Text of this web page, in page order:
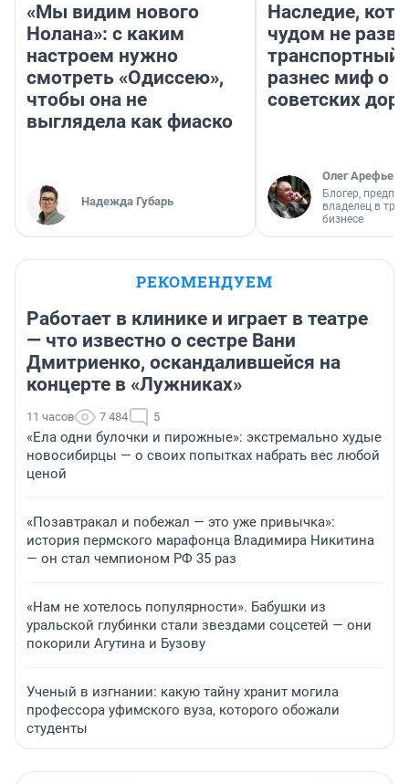
«Мы видим нового
Нолана»: с каким
настроем нужно
смотреть «Одиссею»,
чтобы она не
выглядела как фиаско
Надежда Губарь
Наследие,
чудом не
транспортный
разнес миф о
советских
Олег Арефьев
Блогер,
владелец в
бизнесе
РЕКОМЕНДУЕМ
Работает в клинике и играет в театре
— что известно о сестре Вани
Дмитриенко, оскандалившейся на
концерте в «Лужниках»
11 часов 7 484 5
«Ела одни булочки и пирожные»: экстремально худые
новосибирцы — о своих попытках набрать вес любой
ценой
«Позавтракал и побежал — это уже привычка»:
история пермского марафонца Владимира Никитина
— он стал чемпионом РФ 35 раз
«Нам не хотелось популярности». Бабушки из
уральской глубинки стали звездами соцсетей — они
покорили Агутина и Бузову
Ученый в изгнании: какую тайну хранит могила
профессора уфимского вуза, которого обожали
студенты